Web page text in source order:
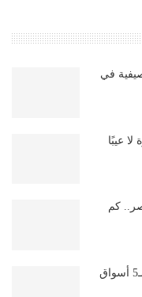
في
كم
المدينة العالمية بالدمام تدشن موسمًا جديدًا بـ5 أسواق